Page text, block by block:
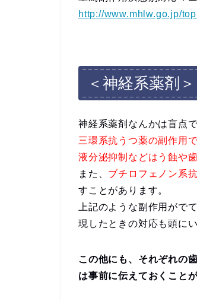
http://www.mhlw.go.jp/
＜神経系薬剤＞
神経系薬剤なんかは盲点
三環系抗うつ薬の副作用
液分泌抑制などはう蝕や
また、 ブチロフェノン系
すことがあります。
上記のような副作用がで
現したときの対応も頭に
この他にも、それぞれの
は事前に伝えておくこと